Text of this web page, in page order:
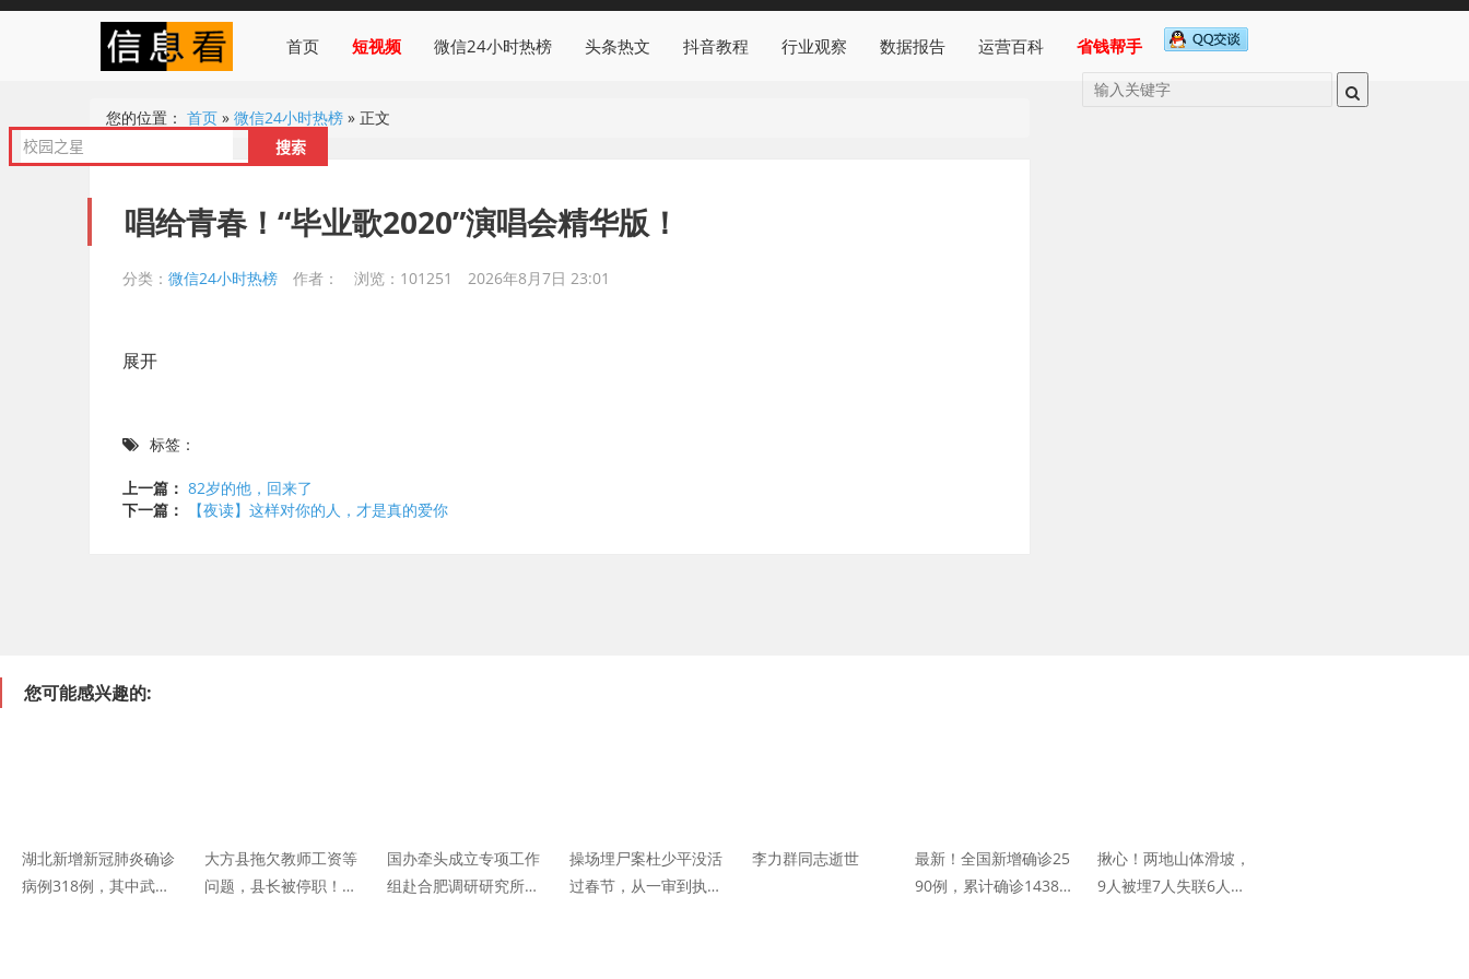
首页 短视频 微信24小时热榜 头条热文 抖音教程 行业观察 数据报告 运营百科 省钱帮手
您的位置： 首页 » 微信24小时热榜 » 正文
唱给青春！“毕业歌2020”演唱会精华版！
分类： 微信24小时热榜 作者： 浏览：101251 2026年8月7日 23:01
展开
标签：
上一篇： 82岁的他，回来了
下一篇：
【夜读】这样对你的人，才是真的爱你
您可能感兴趣的:
湖北新增新冠肺炎确诊
病例318例，其中武汉
大方县拖欠教师工资等
问题，县长被停职！通
国办牵头成立专项工作
组赴合肥调研研究所职
操场埋尸案杜少平没活
过春节，从一审到执行
李力群同志逝世
最新！全国新增确诊25
90例，累计确诊14380
揪心！两地山体滑坡，
9人被埋7人失联6人受